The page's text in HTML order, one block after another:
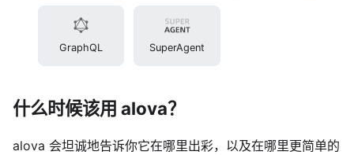
GraphQL SuperAgent
什么时候该用 alova？
alova 会坦诚地告诉你它在哪里出彩，以及在哪里更简单的